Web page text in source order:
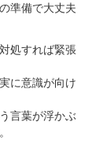
準備で大丈夫
処すれば緊張
に意識が向け
言葉が浮かぶ